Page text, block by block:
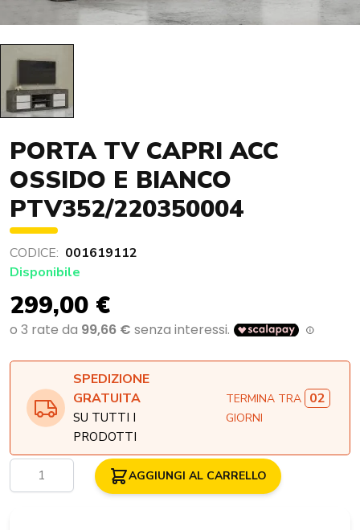
PORTA TV CAPRI ACC
OSSIDO E BIANCO
PTV352/220350004
CODICE: 001619112
Disponibile
299,00 €
SPEDIZIONE
GRATUITA
SU TUTTI I
PRODOTTI
TERMINA TRA 02
GIORNI
Quantità AGGIUNGI AL CARRELLO